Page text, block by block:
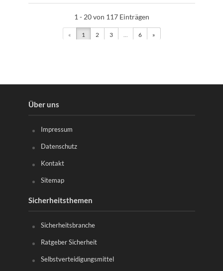
1 - 20 von 117 Einträgen
« 1 2 3 6 »
Über uns
Impressum
Datenschutz
Kontakt
Sitemap
Sicherheitsthemen
Sicherheitsbranche
Ratgeber Sicherheit
Selbstverteidigungsmittel